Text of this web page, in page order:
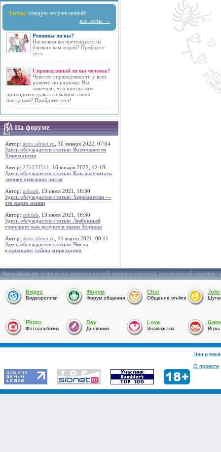
Тесты: каждую неделю новый!
все тесты →
Ревнивы ли вы?
Насколько вы претендуете на
близких вам людей? Пройдите
тест.
Справедливый ли вы человек?
Чувство справедливости у всех
развито по разному. Вы
замечали, что иногда вам
приходится думать о мотиве своих
поступков? Пройдите тест!
На форуме
Автор: astro.sibnet.ru , 30 января 2022, 07:04
Здесь обсуждается статья: Возможности
Хиромантии
Автор: 271033511
, 16 января 2022, 12:18
Здесь обсуждается статья: Как рассчитать
личное денежное число
Автор: zabzab , 13 июля 2021, 16:30
Здесь обсуждается статья: Хиромантия —
это карта жизни
Автор: zabzab , 13 июля 2021, 16:30
Здесь обсуждается статья: Любовный
гороскоп: как целуются знаки Зодиака
Автор: astro.sibnet.ru , 11 марта 2021, 00:11
Здесь обсуждается статья: Числа
открывают тайны мироздания
Astro.sibnet.ru:астрология,астрологический прогноз,гороскоп,персональный гороскоп,
Видео
Видеоролики
Форум
Форум общения
Chat
Общение on-line
Joke
Photo
Фотоальбомы
Day
Дневники
Love
Знакомства Игры
Наши
О проекте